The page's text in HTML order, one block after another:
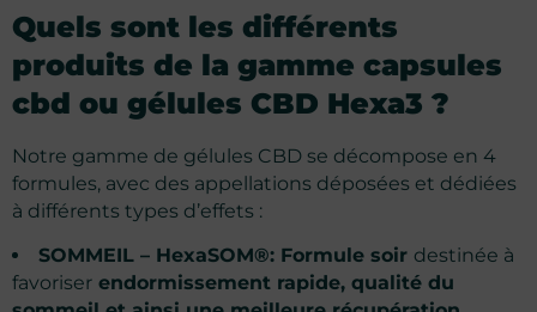
Quels sont les différents
produits de la gamme capsules
cbd ou gélules CBD Hexa3 ?
Notre gamme de gélules CBD se décompose en 4
formules, avec des appellations déposées et dédiées
à différents types d’effets :
SOMMEIL – HexaSOM®: Formule soir destinée à
favoriser endormissement rapide, qualité du